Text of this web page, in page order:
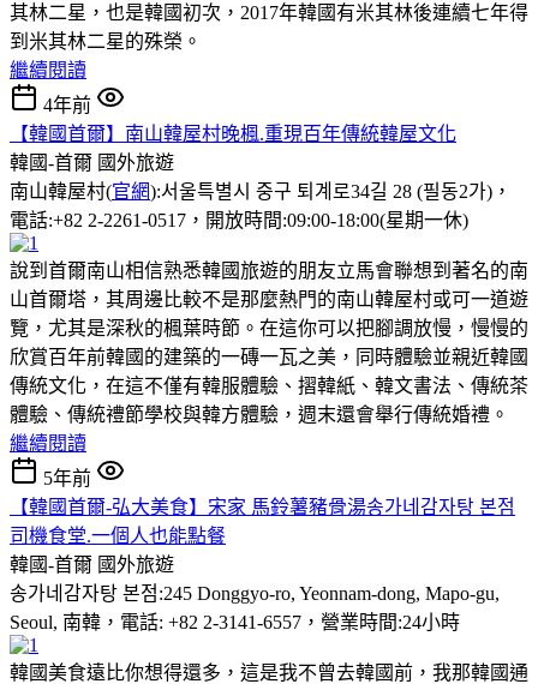
其林二星，也是韓國初次，2017年韓國有米其林後連續七年得
到米其林二星的殊榮。
繼續閱讀
4年前
【韓國首爾】南山韓屋村晚楓.重現百年傳統韓屋文化
韓國-首爾 國外旅遊
南山韓屋村(官網):서울특별시 중구 퇴계로34길 28 (필동2가)，
電話:+82 2-2261-0517，開放時間:09:00-18:00(星期一休)
說到首爾南山相信熟悉韓國旅遊的朋友立馬會聯想到著名的南
山首爾塔，其周邊比較不是那麼熱門的南山韓屋村或可一道遊
覽，尤其是深秋的楓葉時節。在這你可以把腳調放慢，慢慢的
欣賞百年前韓國的建築的一磚一瓦之美，同時體驗並親近韓國
傳統文化，在這不僅有韓服體驗、摺韓紙、韓文書法、傳統茶
體驗、傳統禮節學校與韓方體驗，週末還會舉行傳統婚禮。
繼續閱讀
5年前
【韓國首爾-弘大美食】宋家 馬鈴薯豬骨湯송가네감자탕 본점
司機食堂.一個人也能點餐
韓國-首爾 國外旅遊
송가네감자탕 본점:245 Donggyo-ro, Yeonnam-dong, Mapo-gu,
Seoul, 南韓，電話: +82 2-3141-6557，營業時間:24小時
韓國美食遠比你想得還多，這是我不曾去韓國前，我那韓國通